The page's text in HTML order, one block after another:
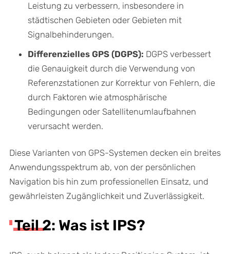
Leistung zu verbessern, insbesondere in
städtischen Gebieten oder Gebieten mit
Signalbehinderungen.
Differenzielles GPS (DGPS): DGPS verbessert
die Genauigkeit durch die Verwendung von
Referenzstationen zur Korrektur von Fehlern, die
durch Faktoren wie atmosphärische
Bedingungen oder Satellitenumlaufbahnen
verursacht werden.
Diese Varianten von GPS-Systemen decken ein breites
Anwendungsspektrum ab, von der persönlichen
Navigation bis hin zum professionellen Einsatz, und
gewährleisten Zugänglichkeit und Zuverlässigkeit.
Teil 2: Was ist IPS?